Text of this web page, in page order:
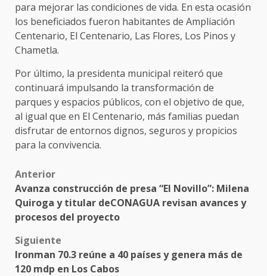
para mejorar las condiciones de vida. En esta ocasión
los beneficiados fueron habitantes de Ampliación
Centenario, El Centenario, Las Flores, Los Pinos y
Chametla.
Por último, la presidenta municipal reiteró que
continuará impulsando la transformación de
parques y espacios públicos, con el objetivo de que,
al igual que en El Centenario, más familias puedan
disfrutar de entornos dignos, seguros y propicios
para la convivencia.
Post
navigation
Anterior
Avanza construcción de presa “El Novillo”: Milena
Quiroga y titular deCONAGUA revisan avances y
procesos del proyecto
Siguiente
Ironman 70.3 reúne a 40 países y genera más de
120 mdp en Los Cabos